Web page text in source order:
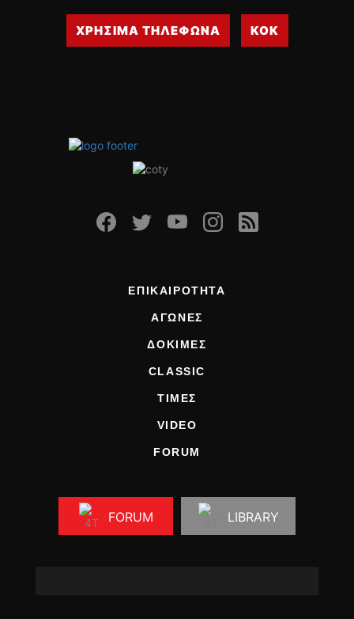
ΑΡΧΕΙΟ ΤΕΥΧΩΝ
ΧΡΗΣΙΜΑ ΤΗΛΕΦΩΝΑ ΚΟΚ
ΕΠΙΚΑΙΡΟΤΗΤΑ
ΑΓΩΝΕΣ
ΔΟΚΙΜΕΣ
CLASSIC
ΤΙΜΕΣ
VIDEO
FORUM
FORUM LIBRARY